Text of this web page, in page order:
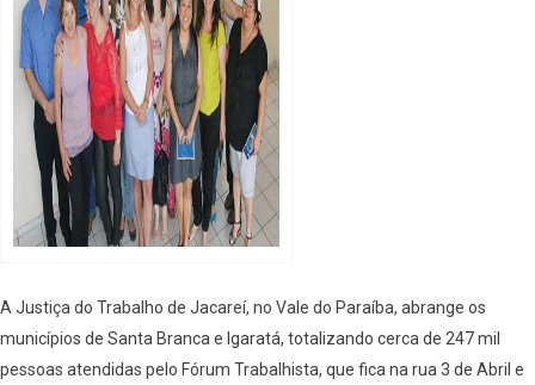
A Justiça do Trabalho de Jacareí, no Vale do Paraíba, abrange os
municípios de Santa Branca e Igaratá, totalizando cerca de 247 mil
pessoas atendidas pelo Fórum Trabalhista, que fica na rua 3 de Abril e